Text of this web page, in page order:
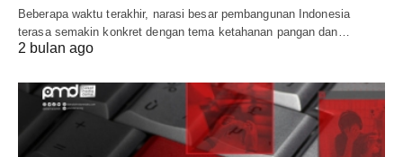
Beberapa waktu terakhir, narasi besar pembangunan Indonesia
terasa semakin konkret dengan tema ketahanan pangan dan…
2 bulan ago